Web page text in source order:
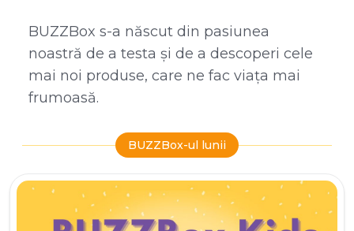
BUZZBox s-a născut din pasiunea
noastră de a testa și de a descoperi cele
mai noi produse, care ne fac viața mai
frumoasă.
BUZZBox-ul lunii